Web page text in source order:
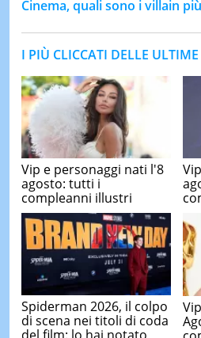
Cinema, quali sono i villain
I PIÙ CLICCATI DELLE
Vip e personaggi nati l'8
agosto: tutti i
compleanni illustri
Spiderman 2026, il colpo
di scena nei titoli di coda